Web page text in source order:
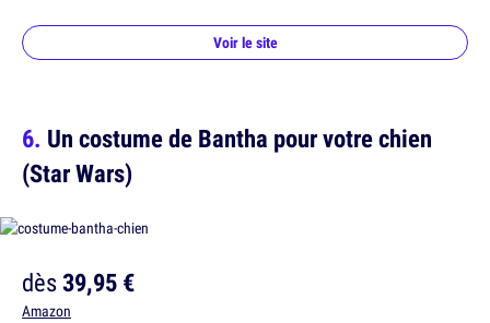
Voir le site
Un costume de Bantha pour votre chien
(Star Wars)
dès39,95 €
Amazon